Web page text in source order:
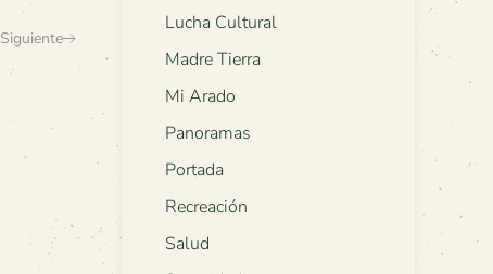
Siguiente
Lucha Cultural
Madre Tierra
Mi Arado
Panoramas
Portada
Recreación
Salud